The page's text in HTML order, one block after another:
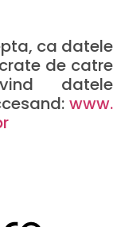
ca datele
de catre
datele
www.